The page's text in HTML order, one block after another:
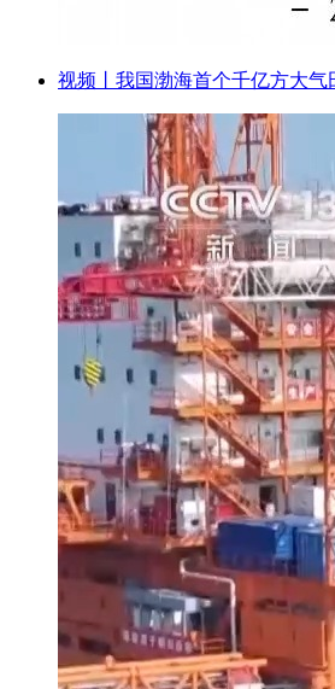
视频丨我国渤海首个千亿方大气